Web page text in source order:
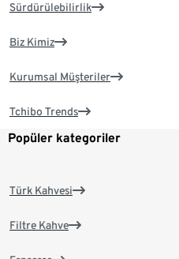
Sürdürülebilirlik
Biz Kimiz
Kurumsal Müşteriler
Tchibo Trends
Popüler kategoriler
Türk Kahvesi
Filtre Kahve